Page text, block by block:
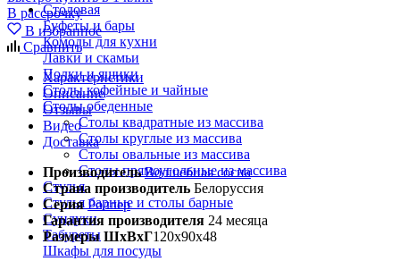
Столовая
Буфеты и бары
Комоды для кухни
Лавки и скамьи
Полки и ящики
Столы кофейные и чайные
Столы обеденные
Столы квадратные из массива
Столы круглые из массива
Столы овальные из массива
Столы прямоугольные из массива
Стулья
Стулья барные и столы барные
Сундуки
Табуреты
Шкафы для посуды
В рассрочку
В избранное
Сравнить
Характеристики
Описание
Отзывы
Видео
Доставка
Производитель Волшебная сосна
Страна производитель Белоруссия
Серия Роллер
Гарантия производителя 24 месяца
Размеры ШхВхГ120х90х48